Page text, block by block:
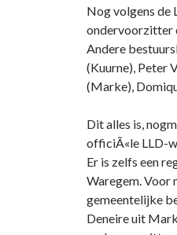
Nog volgens de
ondervoorzitter
Andere
(Kuurne), Peter
(Marke),
Dit alles is,
officiÃ«le LLD-
Er is zelfs een
Waregem. Voor
gemeentelijke
Deneire uit